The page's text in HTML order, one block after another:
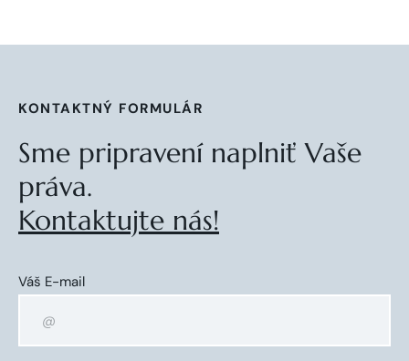
KONTAKTNÝ FORMULÁR
Sme pripravení naplniť Vaše
práva.
Kontaktujte nás!
Váš E-mail